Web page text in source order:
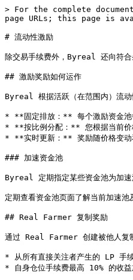
> For the complete
page URLs; this page is
# 流动性激励
除交易手续费外，Byreal 还向符合
## 激励奖励如何运作
Byreal 根据活跃（在范围内）流动
* **固定排放：** 每个激励资金池
* **按比例分配：** 您根据当前价
* **实时更新：** 奖励随价格变动
### 加速资金池
Byreal 定期指定某些资金池为加速
定期查看资金池页面了解当前加速池
## Real Farmer 复制奖励
通过 Real Farmer 创建被他人复制
* 从所有直接关注者产生的 LP 手
* 自身仓位手续费最高 10% 的收益